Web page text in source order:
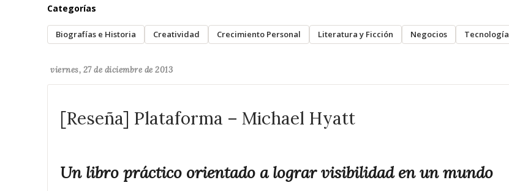
Categorías
Biografías e Historia Creatividad Crecimiento Personal Literatura y Ficción Negocios Tecnología
viernes, 27 de diciembre de 2013
[Reseña] Plataforma – Michael Hyatt
Un libro práctico orientado a lograr visibilidad en un mundo